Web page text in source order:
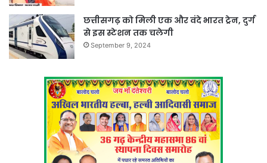
छत्तीसगढ़ को मिली एक और वंदे भारत ट्रेन, दुर्ग
से इस स्टेशन तक चलेगी
September 9, 2024